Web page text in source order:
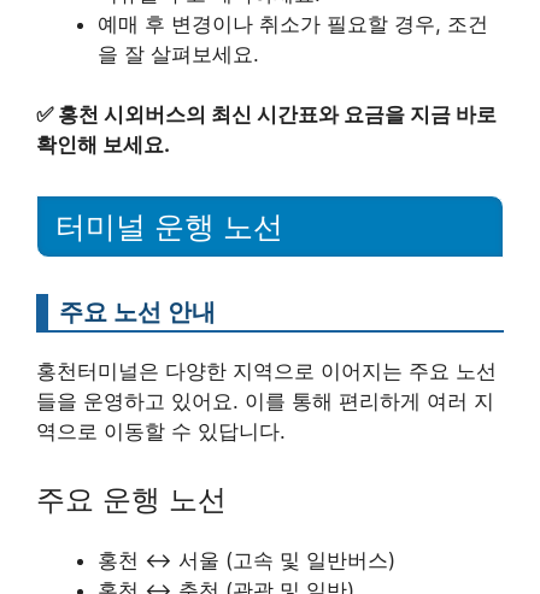
예매 후 변경이나 취소가 필요할 경우, 조건
을 잘 살펴보세요.
✅ 홍천 시외버스의 최신 시간표와 요금을 지금 바로
확인해 보세요.
터미널 운행 노선
주요 노선 안내
홍천터미널은 다양한 지역으로 이어지는 주요 노선
들을 운영하고 있어요. 이를 통해 편리하게 여러 지
역으로 이동할 수 있답니다.
주요 운행 노선
홍천 ↔ 서울 (고속 및 일반버스)